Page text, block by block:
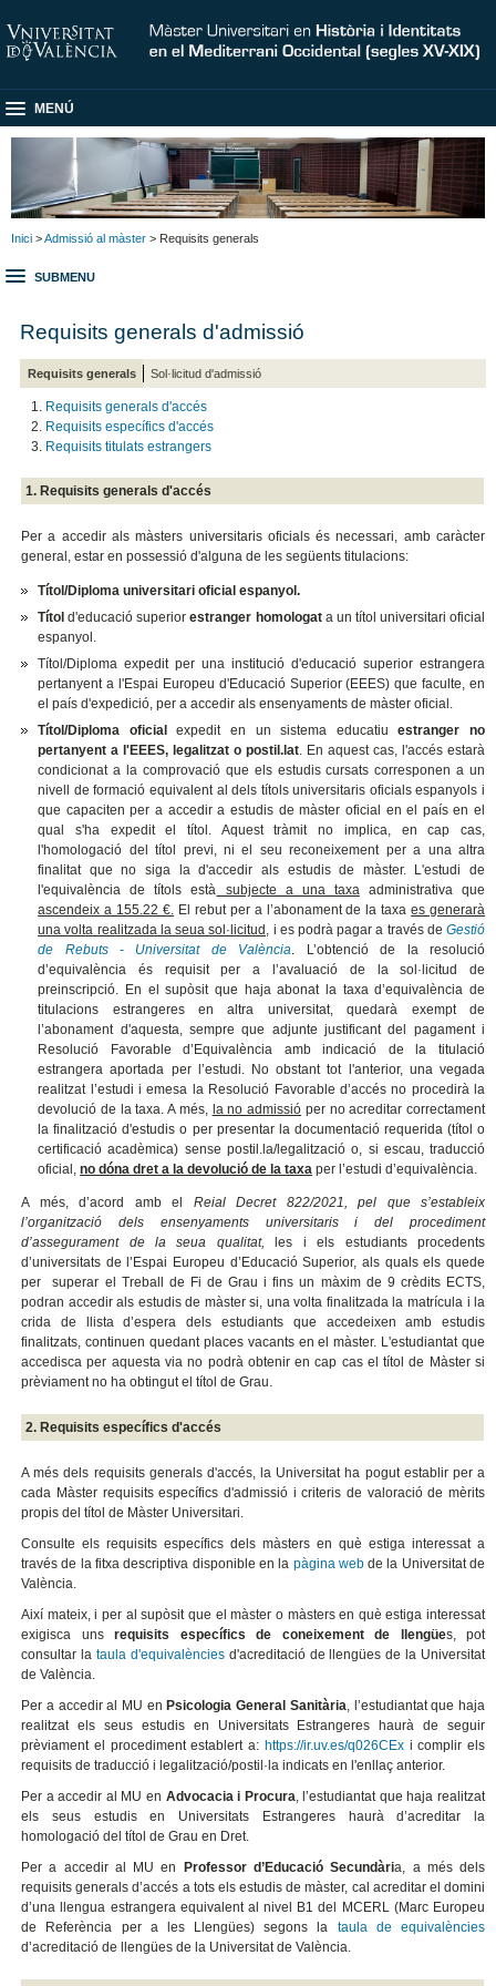
MENÚ
Inici >Admissió al màster > Requisits generals
SUBMENU
Requisits generals d'admissió
Requisits generals Sol·licitud d'admissió
Requisits generals d'accés
Requisits específics d'accés
Requisits titulats estrangers
1. Requisits generals d'accés
Per a accedir als màsters universitaris oficials és necessari, amb caràcter
general, estar en possessió d'alguna de les següents titulacions:
Títol/Diploma universitari oficial espanyol.
Títol d'educació superiorestranger homologat a un títol universitari oficial
espanyol.
Títol/Diploma expedit per una institució d'educació superior estrangera
pertanyent a l'Espai Europeu d'Educació Superior (EEES) que faculte, en
el país d'expedició, per a accedir als ensenyaments de màster oficial.
Títol/Diploma oficial
expedit en un sistema educatiuestranger no
pertanyent a l'EEES, legalitzat o postil.lat. En aquest cas, l'accés estarà
condicionat a la comprovació que els estudis cursats corresponen a un
nivell de formació equivalent al dels títols universitaris oficials espanyols i
que capaciten per a accedir a estudis de màster oficial en el país en el
qual s'ha expedit el títol. Aquest tràmit no implica, en cap cas,
l'homologació del títol previ, ni el seu reconeixement per a una altra
finalitat que no siga la d'accedir als estudis de màster. L'estudi de
l'equivalència de títols està subjecte a una taxaadministrativa que
ascendeix a 155.22 €. El rebut per a l’abonament de la taxaes generarà
una volta realitzada la seua sol·licitud, i es podrà pagar a través de Gestió
de Rebuts - Universitat de València.
L’obtenció de la resolució
d’equivalència és requisit per a l’avaluació de la sol·licitud de
preinscripció. En el supòsit que haja abonat la taxa d’equivalència de
titulacions estrangeres en altra universitat, quedarà exempt de
l’abonament d'aquesta, sempre que adjunte justificant del pagament i
Resolució Favorable d’Equivalència amb indicació de la titulació
estrangera aportada per l’estudi. No obstant tot l'anterior, una vegada
realitzat l’estudi i emesa la Resolució Favorable d’accés no procedirà la
devolució de la taxa. A més, la no admissió per no acreditar correctament
la finalització d'estudis o per presentar la documentació requerida (títol o
certificació acadèmica) sense postil.la/legalització o, si escau, traducció
oficial,no dóna dret a la devolució de la taxa per l’estudi d’equivalència.
A més, d’acord amb el Reial Decret 822/2021, pel que s’estableix
l’organització dels ensenyaments universitaris i del procediment
d’assegurament de la seua qualitat, les i els estudiants procedents
d’universitats de l’Espai Europeu d’Educació Superior, als quals els quede
per superar el Treball de Fi de Grau i fins un màxim de 9 crèdits ECTS,
podran accedir als estudis de màster si, una volta finalitzada la matrícula i la
crida de llista d’espera dels estudiants que accedeixen amb estudis
finalitzats, continuen quedant places vacants en el màster. L'estudiantat que
accedisca per aquesta via no podrà obtenir en cap cas el títol de Màster si
prèviament no ha obtingut el títol de Grau.
2. Requisits específics d'accés
A més dels requisits generals d'accés, la Universitat ha pogut establir per a
cada Màster requisits específics d'admissió i criteris de valoració de mèrits
propis del títol de Màster Universitari.
Consulte els requisits específics dels màsters en què estiga interessat a
través de la fitxa descriptiva disponible en la pàgina webde la Universitat de
València.
Així mateix, i per al supòsit que el màster o màsters en què estiga interessat
exigisca unsrequisits específics de coneixement de llengües, pot
consultar la taula d'equivalènciesd'acreditació de llengües de la Universitat
de València.
Per a accedir al MU en Psicologia General Sanitària, l’estudiantat que haja
realitzat els seus estudis en Universitats Estrangeres haurà de seguir
prèviament el procediment establert a: https://ir.uv.es/q026CExi complir els
requisits de traducció i legalització/postil·la indicats en l'enllaç anterior.
Per a accedir al MU en Advocacia i Procura, l’estudiantat que haja realitzat
els seus estudis en Universitats Estrangeres haurà d’acreditar la
homologació del títol de Grau en Dret.
Per a accedir al MU en
Professor d’Educació Secundària, a més dels
requisits generals d’accés a tots els estudis de màster, cal acreditar el domini
d’una llengua estrangera equivalent al nivel B1 del MCERL (Marc Europeu
de Referència per a les Llengües) segons la taula de equivalències
d’acreditació de llengües de la Universitat de València.